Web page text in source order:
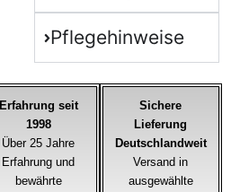
Pflegehinweise
Erfahrung seit
1998
Über 25 Jahre
Erfahrung und
bewährte
Sichere
Lieferung
Deutschlandweit
Versand in
ausgewählte